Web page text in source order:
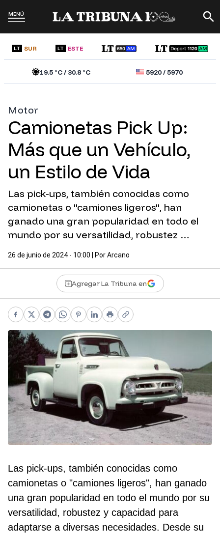
MENÚ
LT SUR LT ESTE
19.5°C /30.8°C 5920/5970
Motor
Camionetas Pick Up:
Más que un Vehículo,
un Estilo de Vida
Las pick-ups, también conocidas como
camionetas o "camiones ligeros", han
ganado una gran popularidad en todo el
mundo por su versatilidad, robustez …
26 de junio de 2024 - 10:00 | PorArcano
Agregar La Tribuna en
Facebook
X Telegram
WhatsApp
Pinterest
LinkedIn
PrintCopy link
Las pick-ups, también conocidas como
camionetas o "camiones ligeros", han ganado
una gran popularidad en todo el mundo por su
versatilidad, robustez y capacidad para
adaptarse a diversas necesidades. Desde su